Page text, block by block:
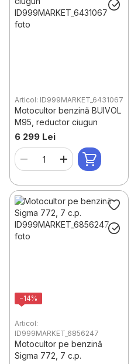
Articol: ID999MARKET_6431067
Motocultor benzină BUIVOL
M95, reductor ciugun
6 299 Lei
−14%
Articol:
ID999MARKET_6856247
Motocultor pe benzină
Sigma 772, 7 c.p.